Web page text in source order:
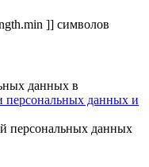
]] символов
данных в
персональных данных и
персональных данных